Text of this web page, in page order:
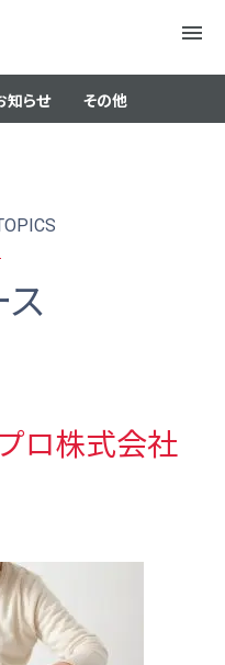
メニュ
知らせ その他
ス
ロ株式会社